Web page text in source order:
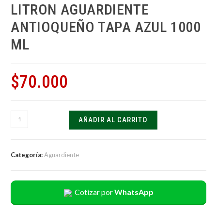
LITRON AGUARDIENTE
ANTIOQUEÑO TAPA AZUL 1000
ML
$70.000
AÑADIR AL CARRITO
Categoría:Aguardiente
Cotizar porWhatsApp